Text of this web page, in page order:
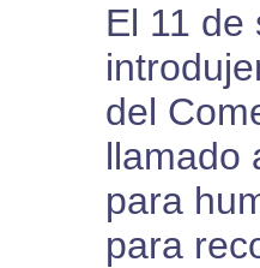
El 11
del
llamado
para
para